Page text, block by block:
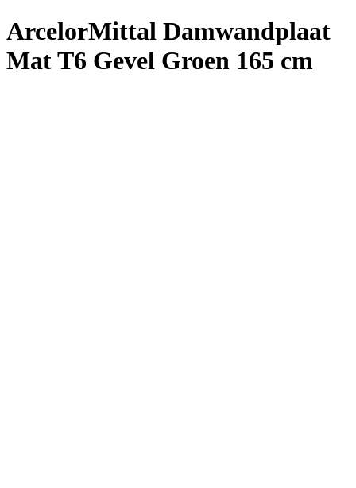
ArcelorMittal Damwandplaat
Mat T6 Gevel Groen 165 cm